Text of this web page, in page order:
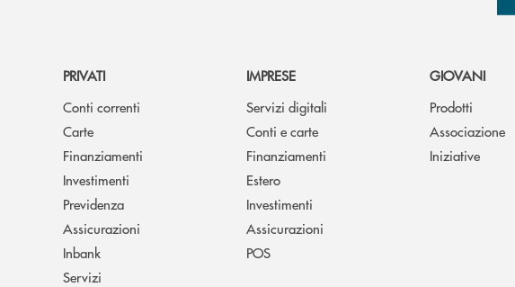
PRIVATI
Conti correnti
Carte
Finanziamenti
Investimenti
Previdenza
Assicurazioni
Inbank
Servizi
IMPRESE
Servizi digitali
Conti e carte
Finanziamenti
Estero
Investimenti
Assicurazioni
POS
GIOVANI
Prodotti
Associazione
Iniziative